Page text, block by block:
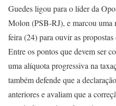
Guedes ligou para o líder da
Molon (PSB-RJ), e marcou uma
feira (24) para ouvir as
Entre os pontos que devem ser
uma alíquota progressiva na
também defende que a
anteriores e avaliam que a